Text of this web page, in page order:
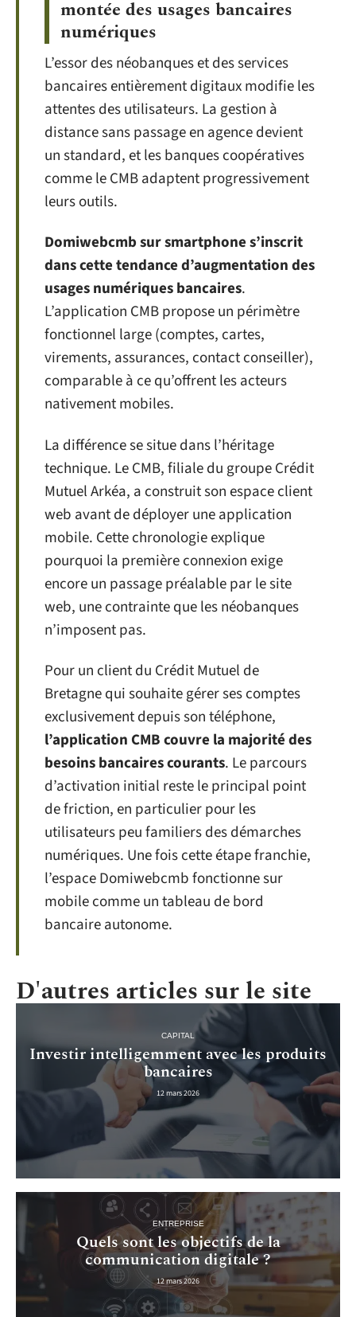
montée des usages bancaires
numériques
L’essor des néobanques et des services
bancaires entièrement digitaux modifie les
attentes des utilisateurs. La gestion à
distance sans passage en agence devient
un standard, et les banques coopératives
comme le CMB adaptent progressivement
leurs outils.
Domiwebcmb sur smartphone s’inscrit
dans cette tendance d’augmentation des
usages numériques bancaires.
L’application CMB propose un périmètre
fonctionnel large (comptes, cartes,
virements, assurances, contact conseiller),
comparable à ce qu’offrent les acteurs
nativement mobiles.
La différence se situe dans l’héritage
technique. Le CMB, filiale du groupe Crédit
Mutuel Arkéa, a construit son espace client
web avant de déployer une application
mobile. Cette chronologie explique
pourquoi la première connexion exige
encore un passage préalable par le site
web, une contrainte que les néobanques
n’imposent pas.
Pour un client du Crédit Mutuel de
Bretagne qui souhaite gérer ses comptes
exclusivement depuis son téléphone,
l’application CMB couvre la majorité des
besoins bancaires courants. Le parcours
d’activation initial reste le principal point
de friction, en particulier pour les
utilisateurs peu familiers des démarches
numériques. Une fois cette étape franchie,
l’espace Domiwebcmb fonctionne sur
mobile comme un tableau de bord
bancaire autonome.
D'autres articles sur le site
CAPITAL
Investir intelligemment avec les produits
bancaires
12 mars 2026
ENTREPRISE
Quels sont les objectifs de la
communication digitale ?
12 mars 2026